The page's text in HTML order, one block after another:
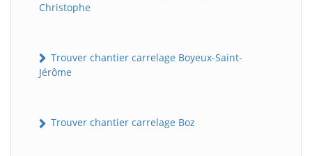
Christophe
Trouver chantier carrelage Boyeux-Saint-
Jérôme
Trouver chantier carrelage Boz